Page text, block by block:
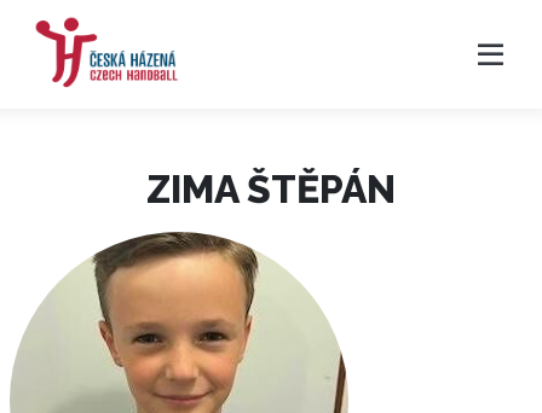
ZIMA ŠTĚPÁN